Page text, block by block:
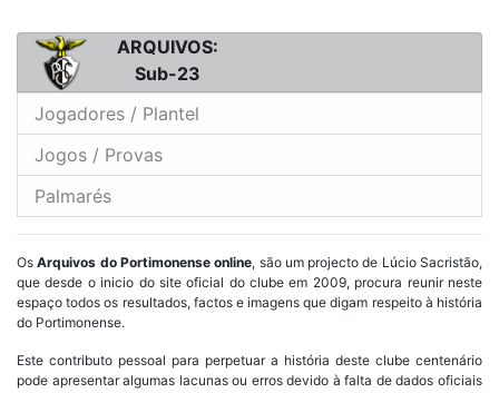
ARQUIVOS:
Sub-23
Jogadores / Plantel
Jogos / Provas
Palmarés
OsArquivos do Portimonense online, são um projecto de Lúcio Sacristão,
que desde o inicio do site oficial do clube em 2009, procura reunir neste
espaço todos os resultados, factos e imagens que digam respeito à história
do Portimonense.
Este contributo pessoal para perpetuar a história deste clube centenário
pode apresentar algumas lacunas ou erros devido à falta de dados oficiais